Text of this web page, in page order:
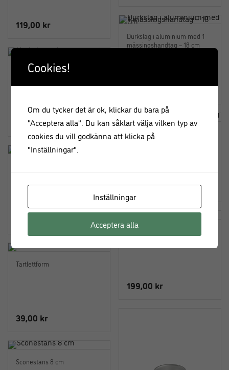
priset
179,00 kr.
priset
79,00 kr.
119,00 kr
Durkslag i aluminium med 1
mässingshandtag – 18 cm
319,00kr
Durkslag i aluminium på fot
439,00kr
Durkslag i aluminium med 1
silverhandtag – 22 cm
289,00kr
med 2 mässingshandtag – 24
199,00 kr
Tartlettform
39,00 kr
Sconestans 8 cm
Cookies!
Om du tycker det är ok, klickar du bara på
"Acceptera alla". Du kan såklart välja vilken typ av
cookies du vill godkänna att klicka på
"Inställningar".
Inställningar
Acceptera alla